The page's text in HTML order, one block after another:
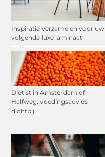
Inspiratie verzamelen voor uw
volgende luxe laminaat
Diëtist in Amsterdam of
Halfweg: voedingsadvies
dichtbij